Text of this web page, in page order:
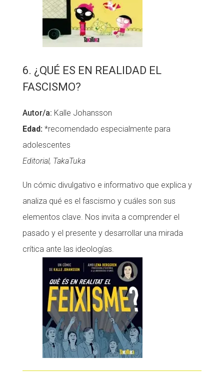
6. ¿QUÉ ES EN REALIDAD EL
FASCISMO?
Autor/a: Kalle Johansson
Edad:*recomendado especialmente para
adolescentes
Editorial, TakaTuka
Un cómic divulgativo e informativo que explica y
analiza qué es el fascismo y cuáles son sus
elementos clave. Nos invita a comprender el
pasado y el presente y desarrollar una mirada
crítica ante las ideologías.